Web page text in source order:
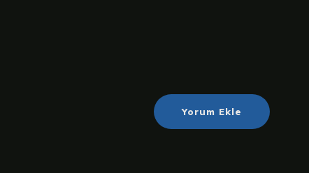
Yorum Ekle